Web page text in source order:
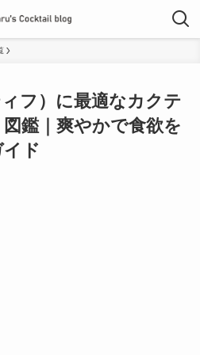
フ）に最適なカクテ
鑑｜爽やかで食欲を
ド